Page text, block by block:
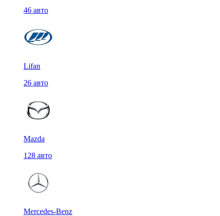
46 авто
Lifan
26 авто
Mazda
128 авто
Mercedes-Benz